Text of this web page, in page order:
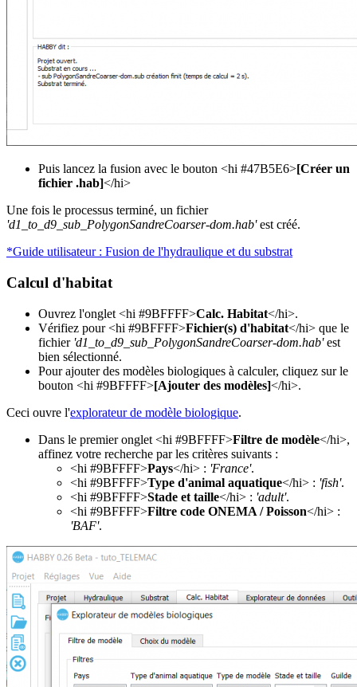
Puis lancez la fusion avec le bouton <hi #47B5E6>[Créer un
fichier .hab]</hi>
Une fois le processus terminé, un fichier
'd1_to_d9_sub_PolygonSandreCoarser-dom.hab'est créé.
*Guide utilisateur : Fusion de l'hydraulique et du substrat
Calcul d'habitat
Ouvrez l'onglet <hi #9BFFFF>Calc. Habitat</hi>.
Vérifiez pour <hi #9BFFFF>Fichier(s) d'habitat</hi> que le
fichier 'd1_to_d9_sub_PolygonSandreCoarser-dom.hab'est
bien sélectionné.
Pour ajouter des modèles biologiques à calculer, cliquez sur le
bouton <hi #9BFFFF>[Ajouter des modèles]</hi>.
Ceci ouvre l'explorateur de modèle biologique.
Dans le premier onglet <hi #9BFFFF>Filtre de modèle</hi>,
affinez votre recherche par les critères suivants :
<hi #9BFFFF>Pays</hi> : 'France'.
<hi #9BFFFF>Type d'animal aquatique</hi> : 'fish'.
<hi #9BFFFF>Stade et taille</hi> : 'adult'.
<hi #9BFFFF>Filtre code ONEMA / Poisson</hi> :
'BAF'.